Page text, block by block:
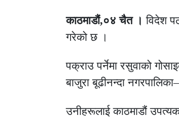
काठमाडौं,०४ चैत । विदेश
गरेको छ ।
पक्राउ पर्नेमा रसुवाको
बाजुरा बूढीनन्दा
उनीहरूलाई काठमाडौं